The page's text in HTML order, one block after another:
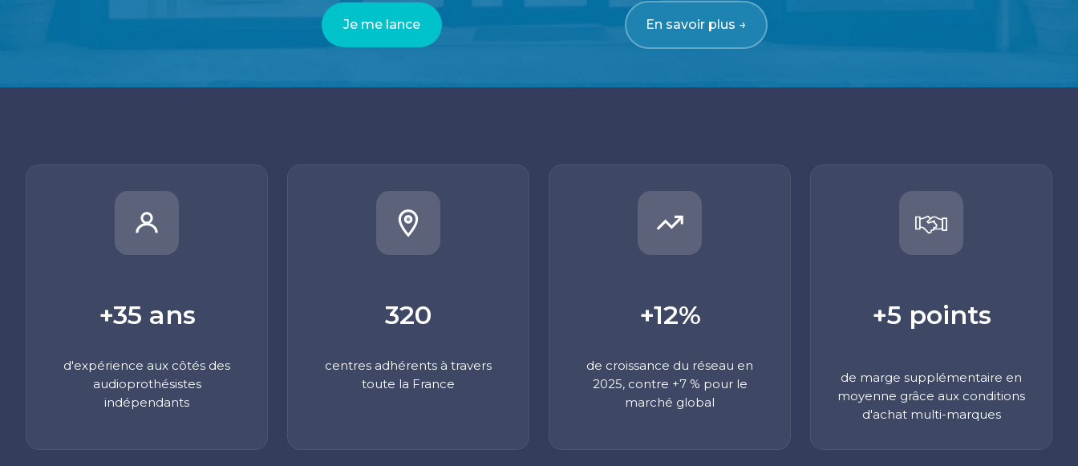
Je me lance En savoir plus →
+35 ans
d'expérience aux côtés des
audioprothésistes
indépendants
320
centres adhérents à travers
toute la France
+12%
de croissance du réseau en
2025, contre +7 % pour le
marché global
+5 points
de marge supplémentaire en
moyenne grâce aux conditions
d'achat multi-marques